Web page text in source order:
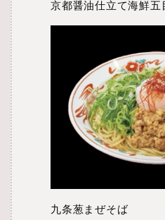
京都醤油仕立て海鮮五
九条葱まぜそば